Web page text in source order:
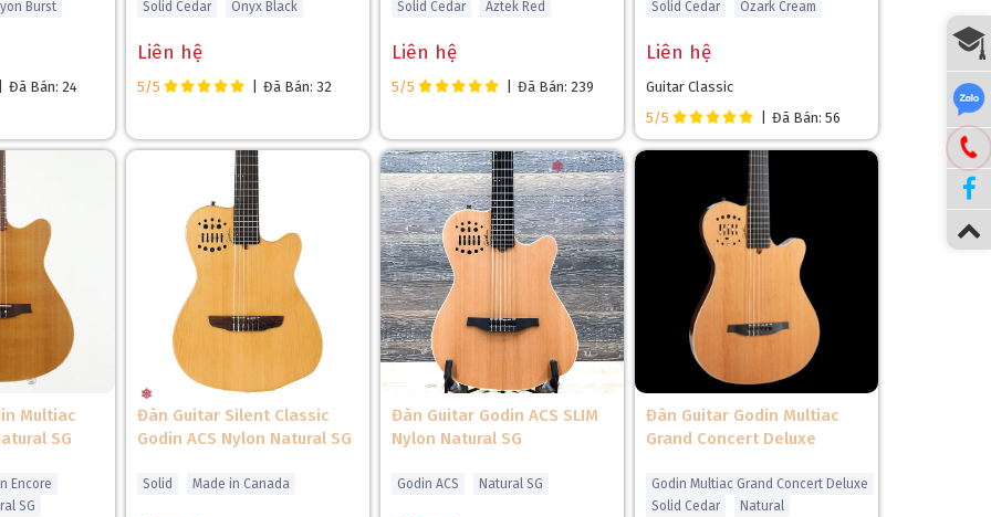
2 chiếu, mặt phím bằng Richlite cứng cáp đảm bảo giữ cần thẳng trong thời gian dài và tạo cảm giác bấm phím mượt
Burst
Đã Bán: 24
Solid Cedar
Onyx Black
Liên hệ
5/5 Đã Bán: 32
Solid Cedar
Aztek Red
Liên hệ
5/5 Đã Bán: 239
Solid Cedar
Ozark Cream
Liên hệ
Guitar Classic
5/5
Đã Bán: 56
Multiac
SG
Encore
SG
Đàn Guitar Silent Classic
Godin ACS Nylon Natural SG
Solid Made in Canada
Đàn Guitar Godin ACS SLIM
Nylon Natural SG
Godin ACS Natural SG
Đàn Guitar Godin Multiac
Grand Concert Deluxe
Godin Multiac Grand Concert Deluxe
Solid Cedar
Natural